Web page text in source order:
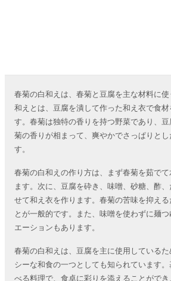
春菊の白和えは、春菊と豆腐を主な材料に
和えとは、豆腐を潰して作った和え衣で食
す。春菊は独特の香りを持つ野菜であり、
菊の香りが相まって、爽やかでさっぱりとし
す。
春菊の白和えの作り方は、まず春菊を茹で
ます。次に、豆腐を砕き、味噌、砂糖、酢
せて和え衣を作ります。春菊の苦味を抑え
とが一般的です。また、味噌を使わずに麺
エーションもあります。
春菊の白和えは、豆腐を主に使用している
シーな和食の一つとしても知られています
べる料理で、食卓に彩りを添えることがで